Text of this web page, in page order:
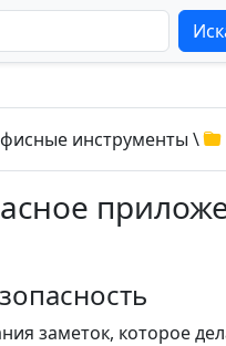
инструменты \
заметок, которое